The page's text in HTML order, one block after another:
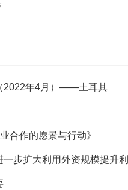
2022年4月）——土耳其
合作的愿景与行动》
一步扩大利用外资规模提升